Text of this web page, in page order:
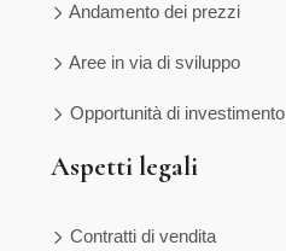
Andamento dei prezzi
Aree in via di sviluppo
Opportunità di investimento
Aspetti legali
Contratti di vendita